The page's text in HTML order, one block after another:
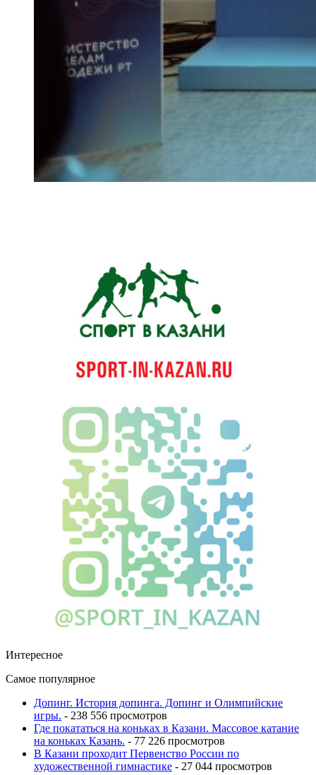
Интересное
Самое популярное
Допинг. История допинга. Допинг и Олимпийские
игры. - 238 556 просмотров
Где покататься на коньках в Казани. Массовое катание
на коньках Казань. - 77 226 просмотров
В Казани проходит Первенство России по
художественной гимнастике - 27 044 просмотров